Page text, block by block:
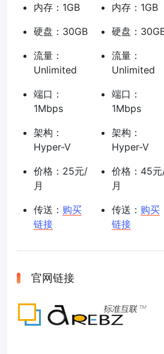
内存：1GB
硬盘：30GB
流量：
Unlimited
端口：
1Mbps
架构：
Hyper-V
价格：25元/
月
传送： 购买
链接
内存：1GB
硬盘：
流量：
Unlimited
端口：
1Mbps
架构：
Hyper-V
价格：45
月
传送： 购买
链接
官网链接